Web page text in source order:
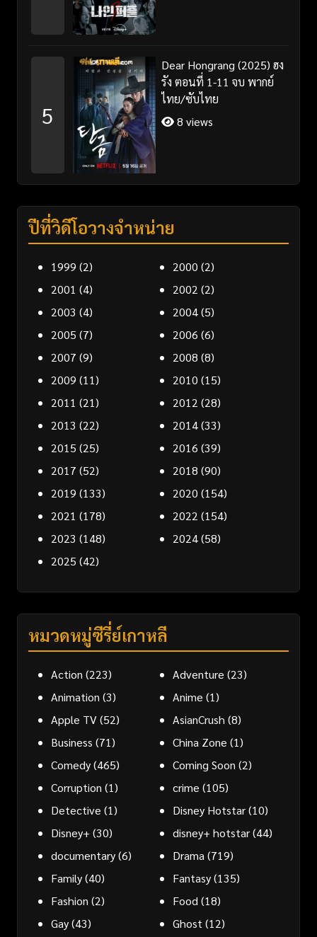
5
Dear Hongrang (2025) ฮง
รัง ตอนที่ 1-11 จบ พากย์
ไทย/ซับไทย
8 views
ปีที่วิดีโอวางจำหน่าย
1999 (2) 2000 (2)
2001 (4) 2002 (2)
2003 (4) 2004(5)
2005 (7) 2006 (6)
2007 (9) 2008 (8)
2009 (11) 2010 (15)
2011 (21) 2012 (28)
2013 (22) 2014(33)
2015 (25) 2016 (39)
2017 (52) 2018 (90)
2019 (133) 2020 (154)
2021 (178) 2022 (154)
2023 (148) 2024(58)
2025 (42)
หมวดหมู่ซีรี่ย์เกาหลี
Action (223) Adventure (23)
Animation (3) Anime (1)
Apple TV(52) AsianCrush (8)
Business (71) China Zone (1)
Comedy(465) Coming Soon (2)
Corruption (1) crime (105)
Detective (1) Disney Hotstar(10)
Disney+ (30) disney+ hotstar(44)
documentary(6) Drama (719)
Family(40) Fantasy(135)
Fashion (2) Food (18)
Gay(43) Ghost (12)